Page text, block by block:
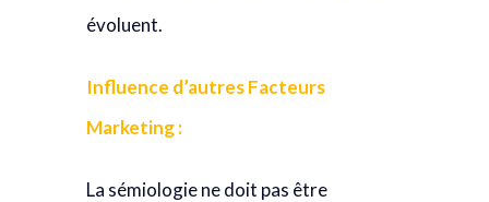
évoluent.
Influence d’autres Facteurs
Marketing :
La sémiologie ne doit pas être